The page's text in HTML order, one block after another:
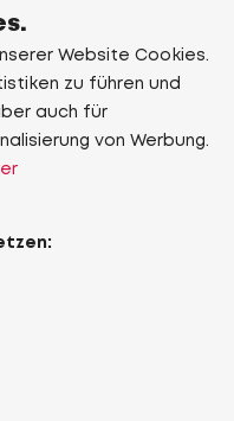
Website Cookies.
zu führen und
auch für
von Werbung.